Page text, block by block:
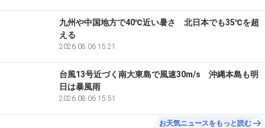
九州や中国地方で40℃近い暑さ 北日本でも35℃を超
える
2026.08.06 15:21
台風13号近づく南大東島で風速30m/s 沖縄本島も明
日は暴風雨
2026.08.06 15:51
お天気ニュースをもっと読む